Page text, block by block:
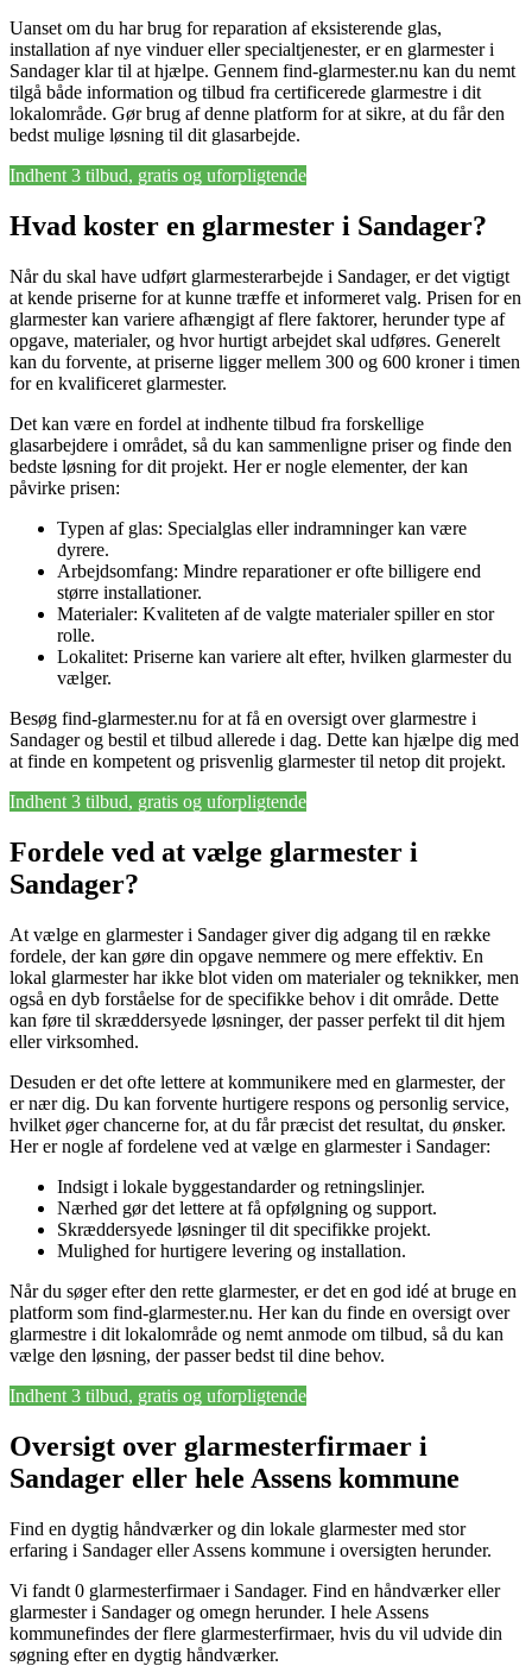
Uanset om du har brug for reparation af eksisterende glas,
installation af nye vinduer eller specialtjenester, er en glarmester i
Sandager klar til at hjælpe. Gennem find-glarmester.nu kan du nemt
tilgå både information og tilbud fra certificerede glarmestre i dit
lokalområde. Gør brug af denne platform for at sikre, at du får den
bedst mulige løsning til dit glasarbejde.
Indhent 3 tilbud, gratis og uforpligtende
Hvad koster en glarmester i Sandager?
Når du skal have udført glarmesterarbejde i Sandager, er det vigtigt
at kende priserne for at kunne træffe et informeret valg. Prisen for en
glarmester kan variere afhængigt af flere faktorer, herunder type af
opgave, materialer, og hvor hurtigt arbejdet skal udføres. Generelt
kan du forvente, at priserne ligger mellem 300 og 600 kroner i timen
for en kvalificeret glarmester.
Det kan være en fordel at indhente tilbud fra forskellige
glasarbejdere i området, så du kan sammenligne priser og finde den
bedste løsning for dit projekt. Her er nogle elementer, der kan
påvirke prisen:
Typen af glas: Specialglas eller indramninger kan være
dyrere.
Arbejdsomfang: Mindre reparationer er ofte billigere end
større installationer.
Materialer: Kvaliteten af de valgte materialer spiller en stor
rolle.
Lokalitet: Priserne kan variere alt efter, hvilken glarmester du
vælger.
Besøg find-glarmester.nu for at få en oversigt over glarmestre i
Sandager og bestil et tilbud allerede i dag. Dette kan hjælpe dig med
at finde en kompetent og prisvenlig glarmester til netop dit projekt.
Indhent 3 tilbud, gratis og uforpligtende
Fordele ved at vælge glarmester i
Sandager?
At vælge en glarmester i Sandager giver dig adgang til en række
fordele, der kan gøre din opgave nemmere og mere effektiv. En
lokal glarmester har ikke blot viden om materialer og teknikker, men
også en dyb forståelse for de specifikke behov i dit område. Dette
kan føre til skræddersyede løsninger, der passer perfekt til dit hjem
eller virksomhed.
Desuden er det ofte lettere at kommunikere med en glarmester, der
er nær dig. Du kan forvente hurtigere respons og personlig service,
hvilket øger chancerne for, at du får præcist det resultat, du ønsker.
Her er nogle af fordelene ved at vælge en glarmester i Sandager:
Indsigt i lokale byggestandarder og retningslinjer.
Nærhed gør det lettere at få opfølgning og support.
Skræddersyede løsninger til dit specifikke projekt.
Mulighed for hurtigere levering og installation.
Når du søger efter den rette glarmester, er det en god idé at bruge en
platform som find-glarmester.nu. Her kan du finde en oversigt over
glarmestre i dit lokalområde og nemt anmode om tilbud, så du kan
vælge den løsning, der passer bedst til dine behov.
Indhent 3 tilbud, gratis og uforpligtende
Oversigt over glarmesterfirmaer i
Sandager eller hele Assens kommune
Find en dygtig håndværker og din lokale glarmester med stor
erfaring i Sandager eller Assens kommune i oversigten herunder.
Vi fandt 0 glarmesterfirmaer i Sandager. Find en håndværker eller
glarmester i Sandager og omegn herunder. I hele Assens
kommunefindes der flere glarmesterfirmaer, hvis du vil udvide din
søgning efter en dygtig håndværker.